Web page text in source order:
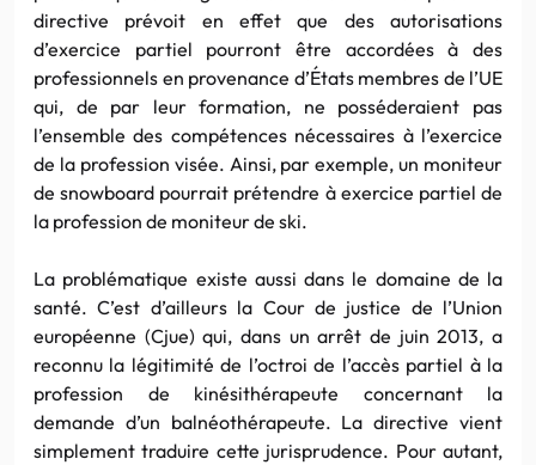
directive prévoit en effet que des autorisations
d’exercice partiel pourront être accordées à des
professionnels en provenance d’États membres de l’UE
qui, de par leur formation, ne posséderaient pas
l’ensemble des compétences nécessaires à l’exercice
de la profession visée. Ainsi, par exemple, un moniteur
de snowboard pourrait prétendre à exercice partiel de
la profession de moniteur de ski.
La problématique existe aussi dans le domaine de la
santé. C’est d’ailleurs la Cour de justice de l’Union
européenne (Cjue) qui, dans un arrêt de juin 2013, a
reconnu la légitimité de l’octroi de l’accès partiel à la
profession de kinésithérapeute concernant la
demande d’un balnéothérapeute. La directive vient
simplement traduire cette jurisprudence. Pour autant,